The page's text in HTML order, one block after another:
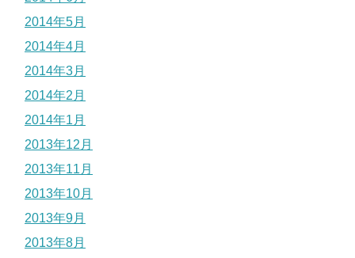
2014年5月
2014年4月
2014年3月
2014年2月
2014年1月
2013年12月
2013年11月
2013年10月
2013年9月
2013年8月